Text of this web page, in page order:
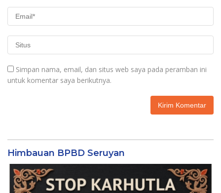
Simpan nama, email, dan situs web saya pada peramban ini
untuk komentar saya berikutnya.
Himbauan BPBD Seruyan